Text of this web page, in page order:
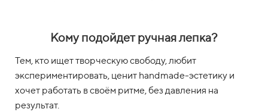
Кому подойдет ручная лепка?
Тем, кто ищет творческую свободу, любит
экспериментировать, ценит handmade-эстетику и
хочет работать в своём ритме, без давления на
результат.